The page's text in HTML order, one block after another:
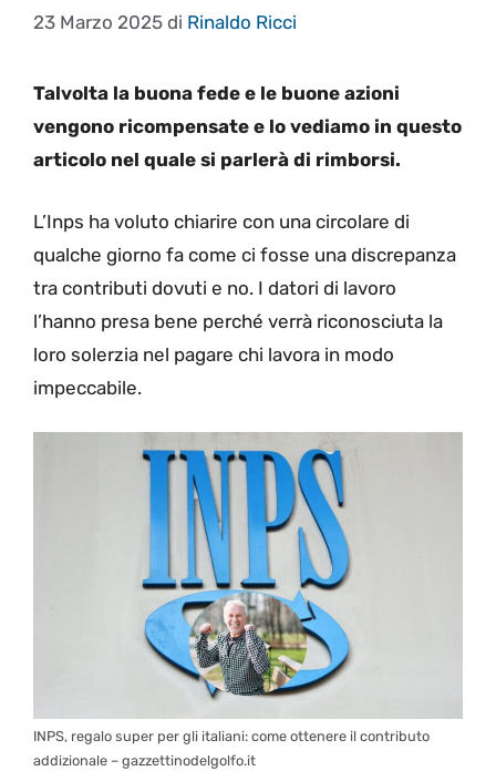
23 Marzo 2025 di Rinaldo Ricci
Talvolta la buona fede e le buone azioni
vengono ricompensate e lo vediamo in questo
articolo nel quale si parlerà di rimborsi.
L’Inps ha voluto chiarire con una circolare di
qualche giorno fa come ci fosse una discrepanza
tra contributi dovuti e no. I datori di lavoro
l’hanno presa bene perché verrà riconosciuta la
loro solerzia nel pagare chi lavora in modo
impeccabile.
INPS, regalo super per gli italiani: come ottenere il contributo
addizionale – gazzettinodelgolfo.it